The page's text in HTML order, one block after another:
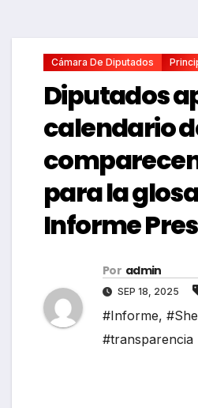
Cámara De Diputados
Diputados
calendario
para la
Informe
Por admin
SEP 18, 2025
#Informe,
#transparencia